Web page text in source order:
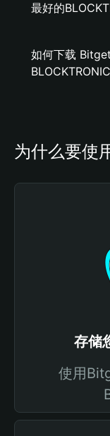
最好的
如何下载
为什么要使
存储
使用